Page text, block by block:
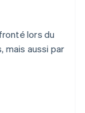
lors du
mais aussi par